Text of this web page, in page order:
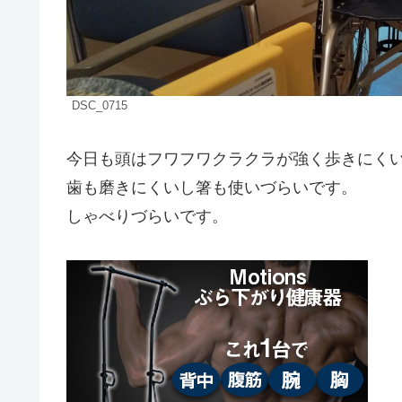
DSC_0715
今日も頭はフワフワクラクラが強く歩きにく
歯も磨きにくいし箸も使いづらいです。
しゃべりづらいです。